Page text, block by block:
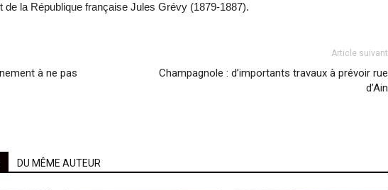
de la République française Jules Grévy (1879-1887).
à ne pas
Article suivant
Champagnole : d’importants travaux à prévoir rue
d’Ain
DU MÊME AUTEUR